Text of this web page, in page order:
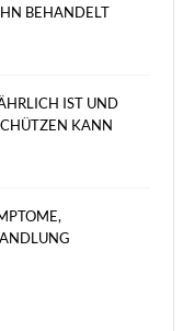
BEHANDELT
IST UND
KANN